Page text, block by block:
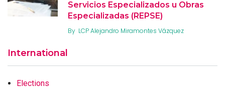
Servicios Especializados u Obras
Especializadas (REPSE)
By LCP Alejandro Miramontes Vázquez
International
Elections